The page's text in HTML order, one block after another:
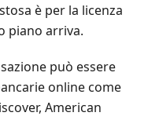
è per la licenza
piano arriva.
può essere
online come
American